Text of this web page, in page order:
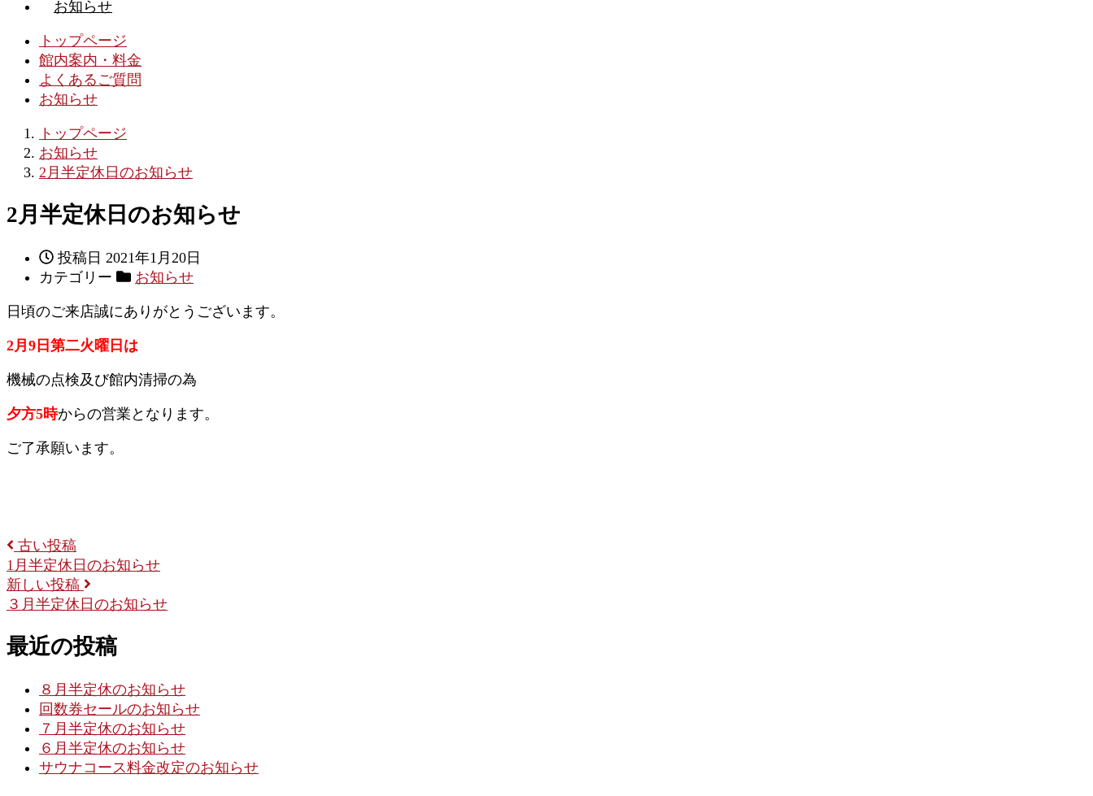
お知らせ
トップページ
館内案内・料金
よくあるご質問
お知らせ
トップページ
お知らせ
2月半定休日のお知らせ
2月半定休日のお知らせ
投稿日 2021年1月20日
カテゴリー
お知らせ
日頃のご来店誠にありがとうございます。
2月9日第二火曜日は
機械の点検及び館内清掃の為
夕方5時からの営業となります。
ご了承願います。
古い投稿
1月半定休日のお知らせ
新しい投稿
３月半定休日のお知らせ
最近の投稿
８月半定休のお知らせ
回数券セールのお知らせ
７月半定休のお知らせ
６月半定休のお知らせ
サウナコース料金改定のお知らせ